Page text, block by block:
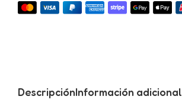
DescripciónInformación adicional